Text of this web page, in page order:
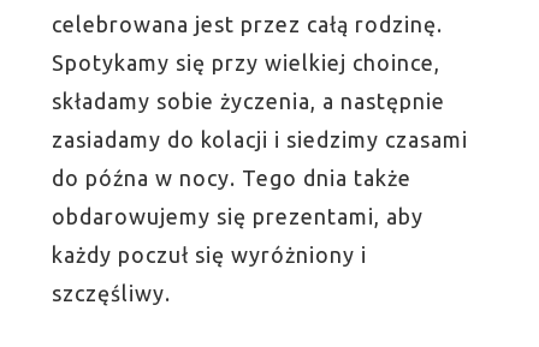
celebrowana jest przez całą rodzinę.
Spotykamy się przy wielkiej choince,
składamy sobie życzenia, a następnie
zasiadamy do kolacji i siedzimy czasami
do późna w nocy. Tego dnia także
obdarowujemy się prezentami, aby
każdy poczuł się wyróżniony i
szczęśliwy.